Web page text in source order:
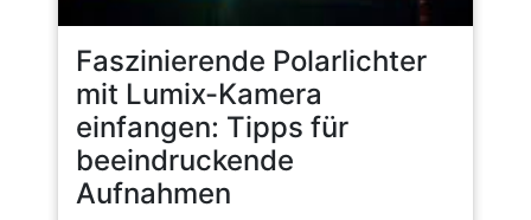
Faszinierende Polarlichter
mit Lumix-Kamera
einfangen: Tipps für
beeindruckende
Aufnahmen